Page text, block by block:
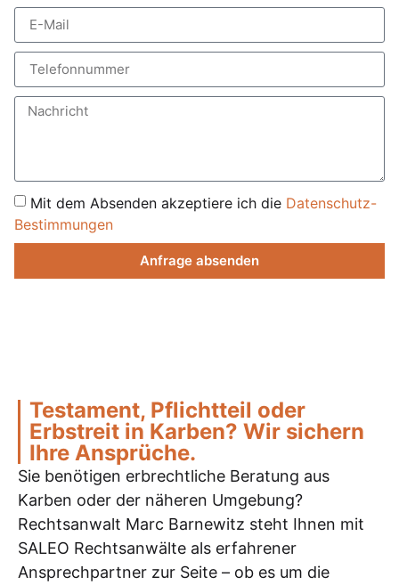
Mit dem Absenden akzeptiere ich die Datenschutz-
Bestimmungen
Anfrage absenden
Testament, Pflichtteil oder
Erbstreit in Karben? Wir sichern
Ihre Ansprüche.
Sie benötigen erbrechtliche Beratung aus
Karben oder der näheren Umgebung?
Rechtsanwalt Marc Barnewitz steht Ihnen mit
SALEO Rechtsanwälte als erfahrener
Ansprechpartner zur Seite – ob es um die